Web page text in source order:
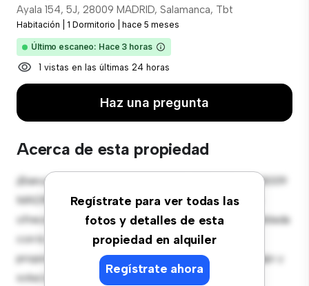
Ayala 154, 5J, 28009 MADRID, Salamanca, Tbt
Habitación 1 Dormitorio hace 5 meses
Último escaneo: Hace 3 horas
1 vistas en las últimas 24 horas
Haz una pregunta
Acerca de esta propiedad
Regístrate para ver todas las
fotos y detalles de esta
propiedad en alquiler
Regístrate ahora
¡Bienvenido a tu nueva estancia en Ayala 154, 5J, 28009
MADRID, Salamanca, Tbt! Esta cómoda habitación
ofrece un espacio de vida pacífico y privado. Amueblada
con lo esencial para tu disfrute, esta habitación
proporciona una cama cómoda, un espacio de trabajo y
soluciones de almacenamiento. Con su increíble